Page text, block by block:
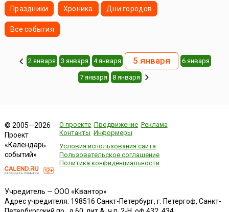
Праздники Хроника Дни городов
Все события
2 января 3 января 4 января 5 января 6 января
7 января 8 января
© 2005—2026
Проект
«Календарь
событий»
О проекте Продвижение Реклама
Контакты Информеры
Условия использования сайта
Пользовательское соглашение
Политика конфиденциальности
Учредитель — ООО «Квантор»
Адрес учредителя: 198516 Санкт-Петербург, г. Петергоф, Санкт-